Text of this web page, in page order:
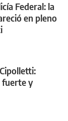
Federal: la
en pleno
fuerte y